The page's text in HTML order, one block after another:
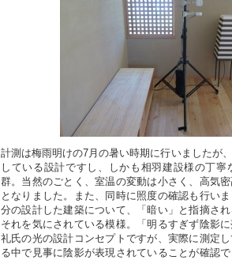
計測は梅雨明けの7月の暑い時期に行いましたが
している設計ですし、しかも相羽建設様の丁
群。当然のごとく、室温の変動は小さく、高気
となりました。また、同時に照度の確認も行い
分の設計した建築について、「暗い」と指摘さ
それを気にされている模様。「明るすぎず陰影
礼氏の光の設計コンセプトですが、実際に測定
る中で見事に陰影が表現されていることが確認